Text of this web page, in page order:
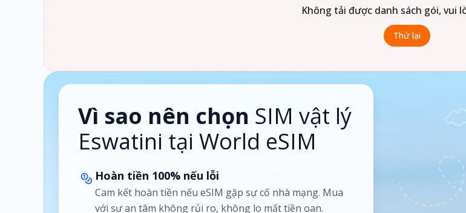
Không tải được danh sách gói, vui
Thử lại
Vì sao nên chọn SIM vật lý
Eswatini tại World eSIM
Hoàn tiền 100% nếu lỗi
Cam kết hoàn tiền nếu eSIM gặp sự cố nhà mạng. Mua
với sự an tâm không rủi ro, không lo mất tiền oan.